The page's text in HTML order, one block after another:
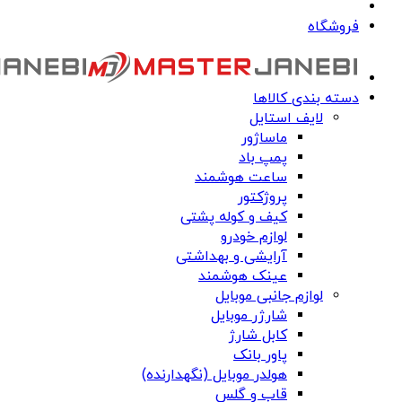
فروشگاه
دسته بندی کالاها
لایف استایل
ماساژور
پمپ باد
ساعت هوشمند
پروژکتور
کیف و کوله پشتی
لوازم خودرو
آرایشی و بهداشتی
عینک هوشمند
لوازم جانبی موبایل
شارژر موبایل
کابل شارژ
پاور بانک
هولدر موبایل (نگهدارنده)
قاب و گلس